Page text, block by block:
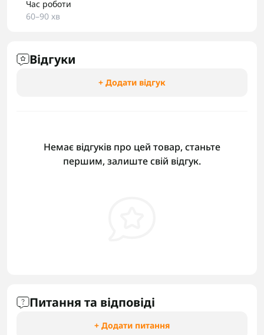
Час роботи
60–90 хв
Відгуки
+ Додати відгук
Немає відгуків про цей товар, станьте
першим, залиште свій відгук.
Питання та відповіді
+ Додати питання